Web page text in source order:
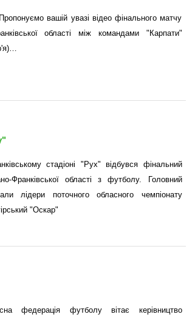
вашій увазі відео фінального матчу
області між командами "Карпати"
стадіоні "Рух" відбувся фінальний
Франківської області з футболу. Головний
лідери поточного обласного чемпіонату
"Оскар"
федерація футболу вітає керівництво